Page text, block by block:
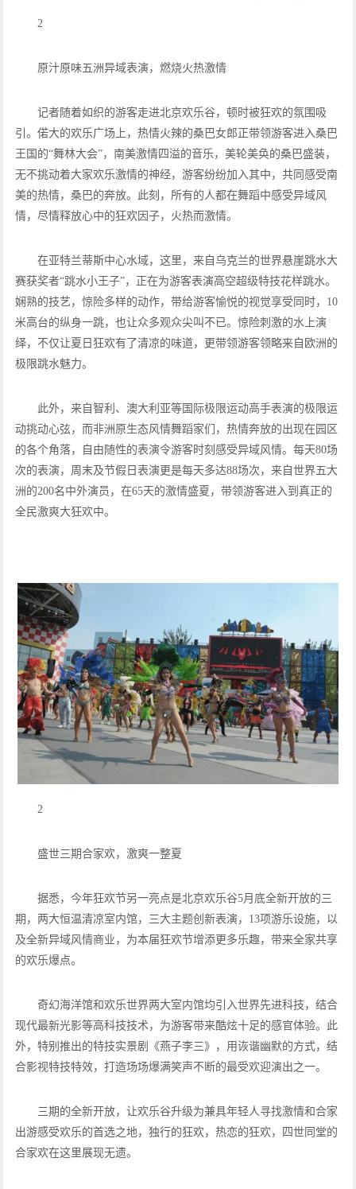
2
原汁原味五洲异域表演，燃烧火热激情
记者随着如织的游客走进北京欢乐谷，顿时被狂欢的氛围吸
引。偌大的欢乐广场上，热情火辣的桑巴女郎正带领游客进入桑巴
王国的“舞林大会”，南美激情四溢的音乐，美轮美奂的桑巴盛装，
无不挑动着大家欢乐激情的神经，游客纷纷加入其中，共同感受南
美的热情，桑巴的奔放。此刻，所有的人都在舞蹈中感受异域风
情，尽情释放心中的狂欢因子，火热而激情。
在亚特兰蒂斯中心水域，这里，来自乌克兰的世界悬崖跳水大
赛获奖者“跳水小王子”，正在为游客表演高空超级特技花样跳水。
娴熟的技艺，惊险多样的动作，带给游客愉悦的视觉享受同时，10
米高台的纵身一跳，也让众多观众尖叫不已。惊险刺激的水上演
绎，不仅让夏日狂欢有了清凉的味道，更带领游客领略来自欧洲的
极限跳水魅力。
此外，来自智利、澳大利亚等国际极限运动高手表演的极限运
动挑动心弦，而非洲原生态风情舞蹈家们，热情奔放的出现在园区
的各个角落，自由随性的表演令游客时刻感受异域风情。每天80场
次的表演，周末及节假日表演更是每天多达88场次，来自世界五大
洲的200名中外演员，在65天的激情盛夏，带领游客进入到真正的
全民激爽大狂欢中。
2
盛世三期合家欢，激爽一整夏
据悉，今年狂欢节另一亮点是北京欢乐谷5月底全新开放的三
期，两大恒温清凉室内馆，三大主题创新表演，13项游乐设施，以
及全新异域风情商业，为本届狂欢节增添更多乐趣，带来全家共享
的欢乐爆点。
奇幻海洋馆和欢乐世界两大室内馆均引入世界先进科技，结合
现代最新光影等高科技技术，为游客带来酷炫十足的感官体验。此
外，特别推出的特技实景剧《燕子李三》，用诙谐幽默的方式，结
合影视特技特效，打造场场爆满笑声不断的最受欢迎演出之一。
三期的全新开放，让欢乐谷升级为兼具年轻人寻找激情和合家
出游感受欢乐的首选之地，独行的狂欢，热恋的狂欢，四世同堂的
合家欢在这里展现无遗。